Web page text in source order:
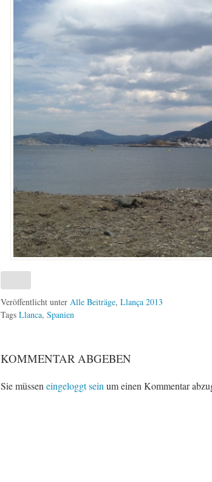
Veröffentlicht unter Alle Beiträge, Llança 2013
Tags Llanca, Spanien
KOMMENTAR ABGEBEN
Sie müssen eingeloggt sein um einen Kommentar